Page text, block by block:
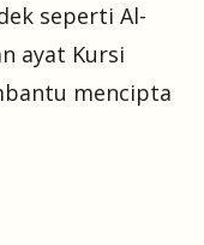
seperti Al-
ayat Kursi
mencipta